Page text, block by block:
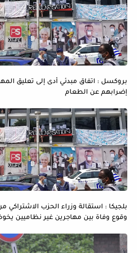
بروكسل : اتفاق مبدئي أدى إلى تعليق
إضرابهم عن الطعام
بلجيكا : استقالة وزراء الحزب الاشتراكي
وقوع وفاة بين مهاجرين غير نظاميين